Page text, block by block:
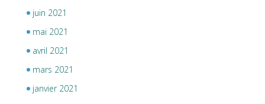
juin 2021
mai 2021
avril 2021
mars 2021
janvier 2021